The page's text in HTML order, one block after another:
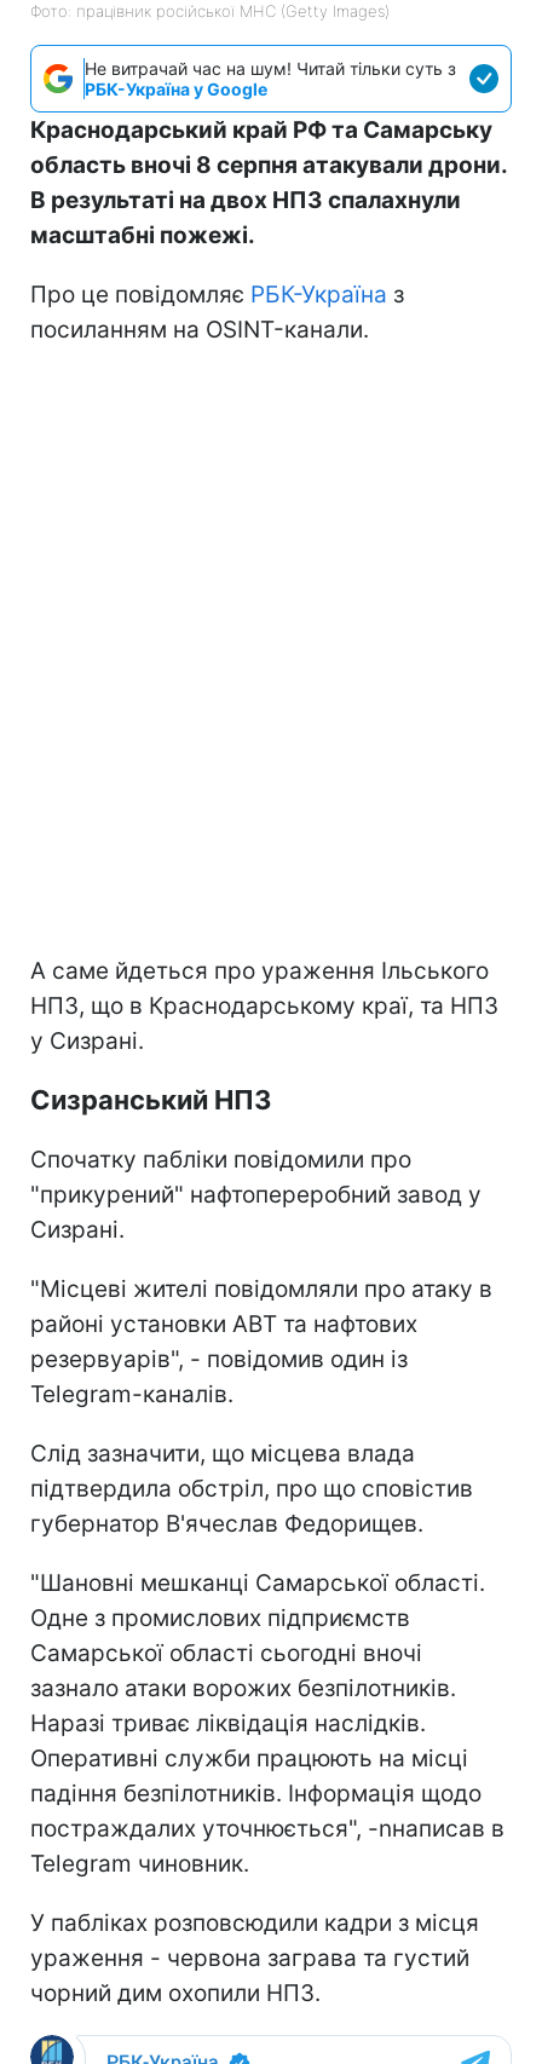
Фото: працівник російської МНС (Getty Images)
Не витрачай час на шум! Читай тільки суть з
РБК-Україна у Google
Краснодарський край РФ та Самарську
область вночі 8 серпня атакували дрони.
В результаті на двох НПЗ спалахнули
масштабні пожежі.
Про це повідомляє РБК-Україна з
посиланням на OSINT-канали.
А саме йдеться про ураження Ільського
НПЗ, що в Краснодарському краї, та НПЗ
у Сизрані.
Сизранський НПЗ
Спочатку пабліки повідомили про
"прикурений" нафтопереробний завод у
Сизрані.
"Місцеві жителі повідомляли про атаку в
районі установки АВТ та нафтових
резервуарів", - повідомив один із
Telegram-каналів.
Слід зазначити, що місцева влада
підтвердила обстріл, про що сповістив
губернатор В'ячеслав Федорищев.
"Шановні мешканці Самарської області.
Одне з промислових підприємств
Самарської області сьогодні вночі
зазнало атаки ворожих безпілотників.
Наразі триває ліквідація наслідків.
Оперативні служби працюють на місці
падіння безпілотників. Інформація щодо
постраждалих уточнюється", -nнаписав в
Telegram чиновник.
У пабліках розповсюдили кадри з місця
ураження - червона заграва та густий
чорний дим охопили НПЗ.